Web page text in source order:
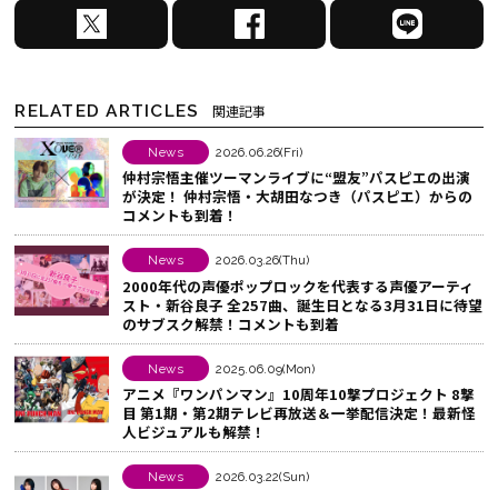
X
で
ア
す
る
F
a
b
o
o
k
で
シ
ェ
ア
す
る
L
I
ェ
ア
す
RELATED ARTICLES 関連記事
News 2026.06.26(Fri)
仲村宗悟主催ツーマンライブに“盟友”パスピエの出演
が決定！ 仲村宗悟・大胡田なつき（パスピエ）からの
コメントも到着！
News 2026.03.26(Thu)
2000年代の声優ポップロックを代表する声優アーティ
スト・新谷良子 全257曲、誕生日となる3月31日に待望
のサブスク解禁！コメントも到着
News 2025.06.09(Mon)
アニメ『ワンパンマン』10周年10撃プロジェクト 8撃
目 第1期・第2期テレビ再放送＆一挙配信決定！最新怪
人ビジュアルも解禁！
News 2026.03.22(Sun)